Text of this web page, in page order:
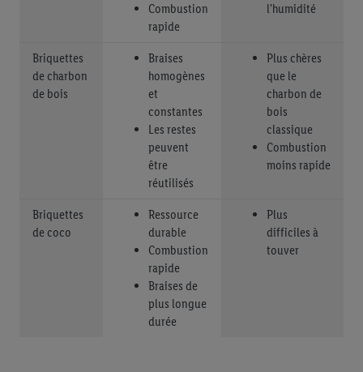
Combustion
rapide
l'humidité
Briquettes
de charbon
de bois
Braises
homogènes
et
constantes
Les restes
peuvent
être
réutilisés
Plus chères
que le
charbon de
bois
classique
Combustion
moins rapide
Briquettes
de coco
Ressource
durable
Combustion
rapide
Braises de
plus longue
durée
Plus
difficiles à
touver